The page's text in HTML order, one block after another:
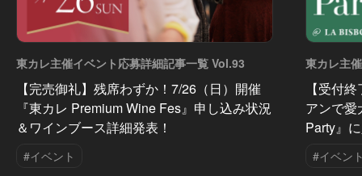
東カレ主催イベント応募詳細記事一覧 Vol.93
【完売御礼】残席わずか！7/26（日）開催
『東カレ Premium Wine Fes』申し込み状況
＆ワインブース詳細発表！
#イベント
東カレ主
【受付
アンで
Party』
#イベン